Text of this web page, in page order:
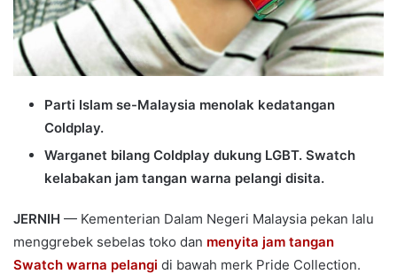
Parti Islam se-Malaysia menolak kedatangan
Coldplay.
Warganet bilang Coldplay dukung LGBT. Swatch
kelabakan jam tangan warna pelangi disita.
JERNIH — Kementerian Dalam Negeri Malaysia pekan lalu
menggrebek sebelas toko dan menyita jam tangan
Swatch warna pelangi di bawah merk Pride Collection.